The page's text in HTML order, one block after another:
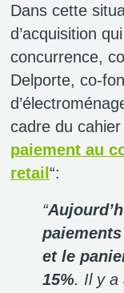
Dans cette
d’acquisition
concurrence,
Delporte, co-
cadre du
paiement au
retail “:
“
et le
15%. Il y a